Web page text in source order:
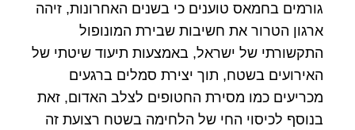
גורמים בחמאס טוענים כי בשנים האחרונות, זיהה
ארגון הטרור את חשיבות שבירת המונופול
התקשורתי של ישראל, באמצעות תיעוד שיטתי של
האירועים בשטח, תוך יצירת סמלים ברגעים
מכריעים כמו מסירת החטופים לצלב האדום, זאת
בנוסף לכיסוי החי של הלחימה בשטח רצועת זה